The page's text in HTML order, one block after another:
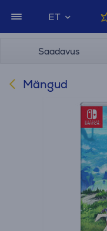
ET
Saadavus
Mängud